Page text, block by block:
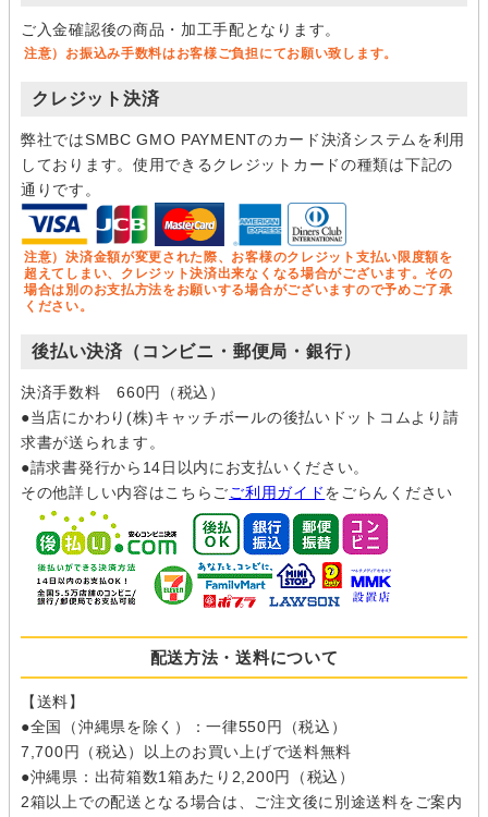
ご入金確認後の商品・加工手配となります。
注意）お振込み手数料はお客様ご負担にてお願い致します。
クレジット決済
弊社ではSMBC GMO PAYMENTのカード決済システムを利用
しております。使用できるクレジットカードの種類は下記の
通りです。
注意）決済金額が変更された際、お客様のクレジット支払い限度額を
超えてしまい、クレジット決済出来なくなる場合がございます。その
場合は別のお支払方法をお願いする場合がございますので予めご了承
ください。
後払い決済（コンビニ・郵便局・銀行）
決済手数料 660円（税込）
●当店にかわり(株)キャッチボールの後払いドットコムより請
求書が送られます。
●請求書発行から14日以内にお支払いください。
その他詳しい内容はこちらごご利用ガイドをごらんください
配送方法・送料について
【送料】
●全国（沖縄県を除く）：一律550円（税込）
7,700円（税込）以上のお買い上げで送料無料
●沖縄県：出荷箱数1箱あたり2,200円（税込）
2箱以上での配送となる場合は、ご注文後に別途送料をご案内